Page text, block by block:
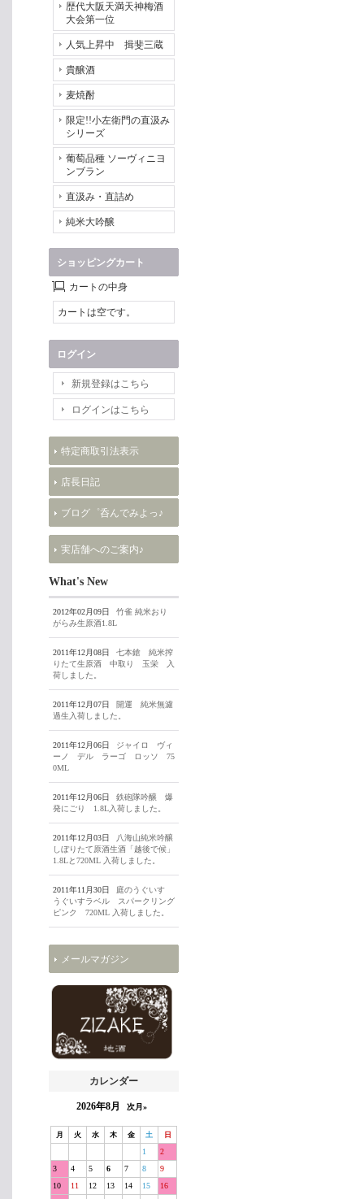
歴代大阪天満天神梅酒
大会第一位
人気上昇中 揖斐三蔵
貴醸酒
麦焼酎
限定!!小左衛門の直汲み
シリーズ
葡萄品種 ソーヴィニヨ
ンブラン
直汲み・直詰め
純米大吟醸
ショッピングカート
カートの中身
カートは空です。
ログイン
新規登録はこちら
ログインはこちら
特定商取引法表示
店長日記
ブログ゜呑んでみよっ♪
実店舗へのご案内♪
What's New
2012年02月09日
竹雀 純米おり
がらみ生原酒1.8L
2011年12月08日
七本鎗 純米搾
りたて生原酒 中取り 玉栄 入
荷しました。
2011年12月07日
開運 純米無濾
過生入荷しました。
2011年12月06日
ジャイロ ヴィ
ーノ デル ラーゴ ロッソ 75
0ML
2011年12月06日
鉄砲隊吟醸 爆
発にごり 1.8L入荷しました。
2011年12月03日
八海山純米吟醸
しぼりたて原酒生酒「越後で候」
1.8Lと720ML 入荷しました。
2011年11月30日
庭のうぐいす
うぐいすラベル スパークリング
ピンク 720ML 入荷しました。
メールマガジン
カレンダー
2026年8月 次月»
月 火 水 木 金 土 日
1
2
3
4 5 6 7 8
9
10
11 12 13 14 15
16